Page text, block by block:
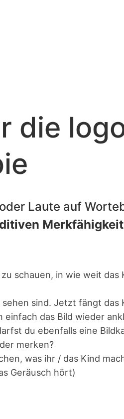
die
Laute auf
Merkfähigkeit
schauen, in wie weit
sind. Jetzt fängt das
das Bild wieder
du ebenfalls eine
merken?
was ihr / das Kind
Geräusch hört)